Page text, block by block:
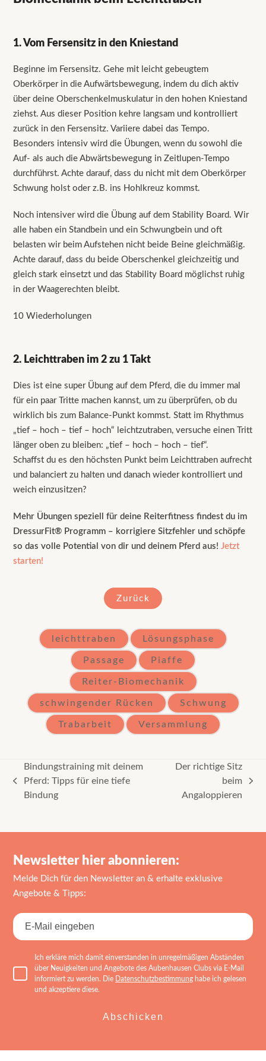
1. Vom Fersensitz in den Kniestand
Beginne im Fersensitz. Gehe mit leicht gebeugtem
Oberkörper in die Aufwärtsbewegung, indem du dich aktiv
über deine Oberschenkelmuskulatur in den hohen Kniestand
ziehst. Aus dieser Position kehre langsam und kontrolliert
zurück in den Fersensitz. Variiere dabei das Tempo.
Besonders intensiv wird die Übungen, wenn du sowohl die
Auf- als auch die Abwärtsbewegung in Zeitlupen-Tempo
durchführst. Achte darauf, dass du nicht mit dem Oberkörper
Schwung holst oder z.B. ins Hohlkreuz kommst.
Noch intensiver wird die Übung auf dem Stability Board. Wir
alle haben ein Standbein und ein Schwungbein und oft
belasten wir beim Aufstehen nicht beide Beine gleichmäßig.
Achte darauf, dass du beide Oberschenkel gleichzeitig und
gleich stark einsetzt und das Stability Board möglichst ruhig
in der Waagerechten bleibt.
10 Wiederholungen
2. Leichttraben im 2 zu 1 Takt
Dies ist eine super Übung auf dem Pferd, die du immer mal
für ein paar Tritte machen kannst, um zu überprüfen, ob du
wirklich bis zum Balance-Punkt kommst. Statt im Rhythmus
„tief – hoch – tief – hoch“ leichtzutraben, versuche einen Tritt
länger oben zu bleiben: „tief – hoch – hoch – tief“.
Schaffst du es den höchsten Punkt beim Leichttraben aufrecht
und balanciert zu halten und danach wieder kontrolliert und
weich einzusitzen?
Mehr Übungen speziell für deine Reiterfitness findest du im
DressurFit® Programm – korrigiere Sitzfehler und schöpfe
so das volle Potential von dir und deinem Pferd aus!Jetzt
starten!
Zurück
leichttraben Lösungsphase
Passage Piaffe
Reiter-Biomechanik
schwingender Rücken Schwung
Trabarbeit Versammlung
vorheriger
Beitrag:
Bindungstraining mit deinem
Pferd: Tipps für eine tiefe
Bindung
Beitrag:
Der richtige Sitz
beim
Angaloppieren
Newsletter hier abonnieren:
Melde Dich für den Newsletter an & erhalte exklusive
Angebote & Tipps:
Ich erkläre mich damit einverstanden in unregelmäßigen Abständen
über Neuigkeiten und Angebote des Aubenhausen Clubs via E-Mail
informiert zu werden. Die
Datenschutzbestimmung habe ich gelesen
und akzeptiere diese.